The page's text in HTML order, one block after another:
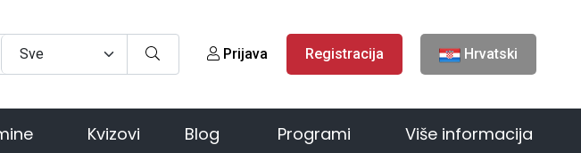
Prijava Registracija Hrvatski
Kvizovi Blog Programi Više informacija